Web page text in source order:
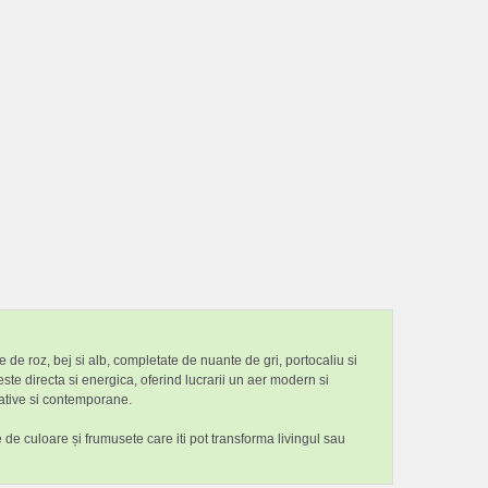
roz, bej si alb, completate de nuante de gri, portocaliu si
directa si energica, oferind lucrarii un aer modern si
si contemporane.
culoare și frumusete care iti pot transforma livingul sau